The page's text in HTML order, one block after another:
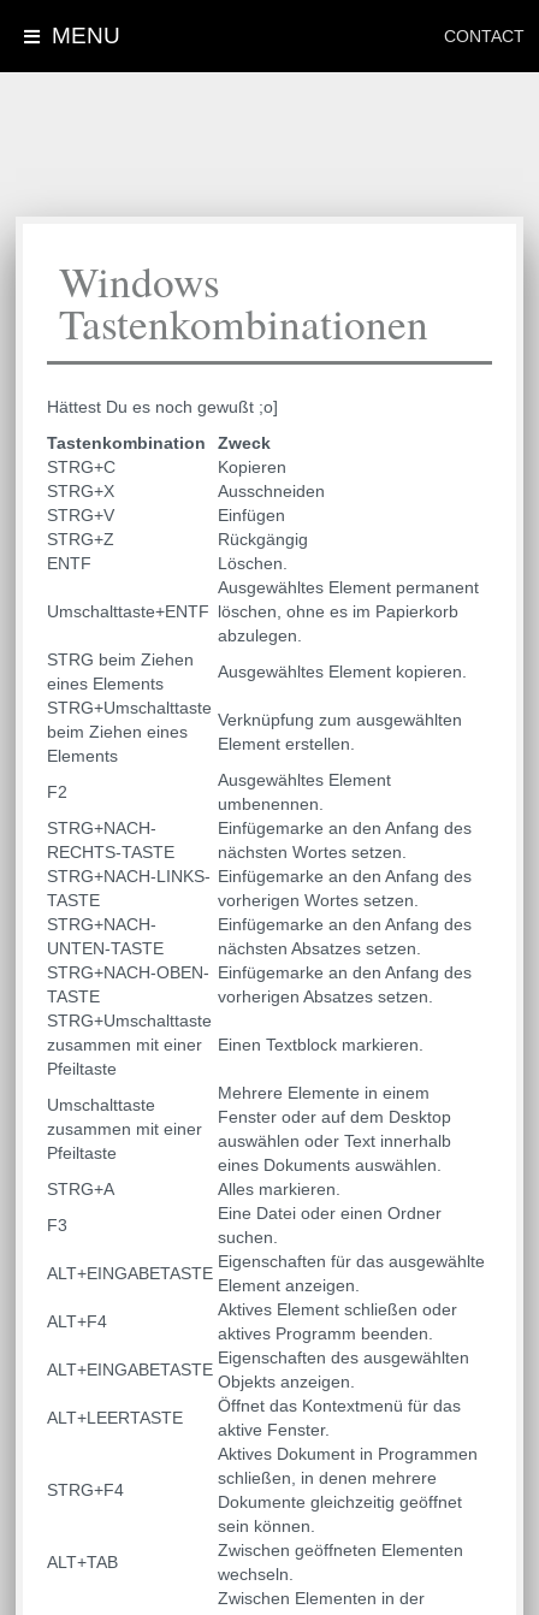
CONTACT
MENU
Windows
Tastenkombinationen
Hättest Du es noch gewußt ;o]
Tastenkombination
Zweck
STRG+C
Kopieren
STRG+X
Ausschneiden
STRG+V
Einfügen
STRG+Z
Rückgängig
ENTF
Löschen.
Umschalttaste+ENTF
Ausgewähltes Element permanent
löschen, ohne es im Papierkorb
abzulegen.
STRG beim Ziehen
eines Elements
Ausgewähltes Element kopieren.
STRG+Umschalttaste
beim Ziehen eines
Elements
Verknüpfung zum ausgewählten
Element erstellen.
F2
Ausgewähltes Element
umbenennen.
STRG+NACH-
RECHTS-TASTE
Einfügemarke an den Anfang des
nächsten Wortes setzen.
STRG+NACH-LINKS-
TASTE
Einfügemarke an den Anfang des
vorherigen Wortes setzen.
STRG+NACH-
UNTEN-TASTE
Einfügemarke an den Anfang des
nächsten Absatzes setzen.
STRG+NACH-OBEN-
TASTE
Einfügemarke an den Anfang des
vorherigen Absatzes setzen.
STRG+Umschalttaste
zusammen mit einer
Pfeiltaste
Einen Textblock markieren.
Umschalttaste
zusammen mit einer
Pfeiltaste
Mehrere Elemente in einem
Fenster oder auf dem Desktop
auswählen oder Text innerhalb
eines Dokuments auswählen.
STRG+A
Alles markieren.
F3
Eine Datei oder einen Ordner
suchen.
ALT+EINGABETASTE
Eigenschaften für das ausgewählte
Element anzeigen.
ALT+F4
Aktives Element schließen oder
aktives Programm beenden.
ALT+EINGABETASTE
Eigenschaften des ausgewählten
Objekts anzeigen.
ALT+LEERTASTE
Öffnet das Kontextmenü für das
aktive Fenster.
STRG+F4
Aktives Dokument in Programmen
schließen, in denen mehrere
Dokumente gleichzeitig geöffnet
sein können.
ALT+TAB
Zwischen geöffneten Elementen
wechseln.
Zwischen Elementen in der